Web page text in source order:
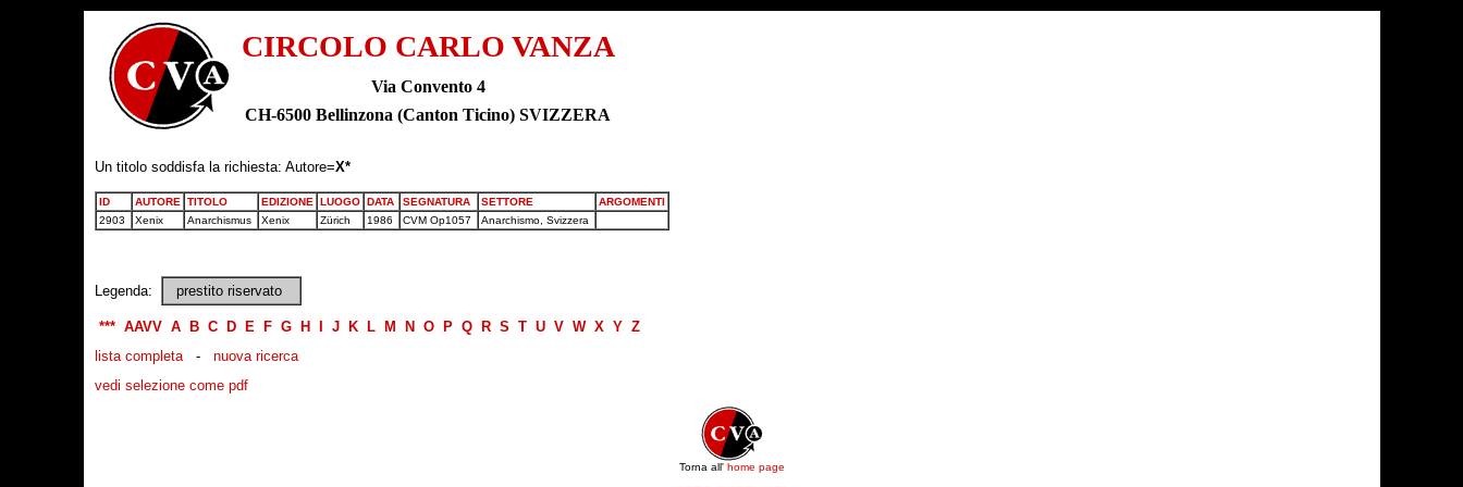
CIRCOLO CARLO VANZA
Via Convento 4
CH-6500 Bellinzona (Canton Ticino) SVIZZERA
Un titolo soddisfa la richiesta: Autore=X*
ID AUTORE TITOLO EDIZIONE LUOGO DATA SEGNATURA SETTORE
ARGOMENTI
2903
Xenix Anarchismus Xenix Zürich 1986 CVM Op1057 Anarchismo, Svizzera
Legenda: prestito riservato
*** AAVV A B C D E F G H J K L M N O P Q R S T U V W X Y Z
lista completa- nuova ricerca
vedi selezione come pdf
Torna all' home page